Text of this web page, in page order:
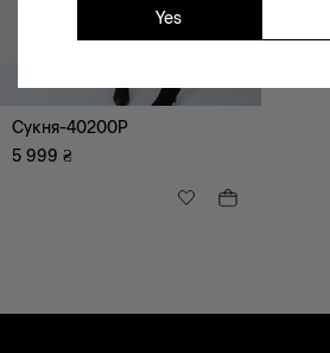
Yes
чорний
Сукня-40200P
5 999 ₴